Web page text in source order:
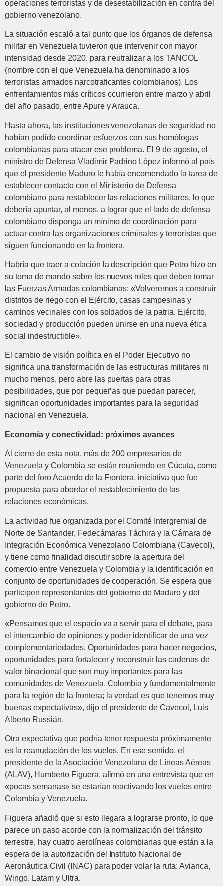
operaciones terroristas y de desestabilización en contra del
gobierno venezolano.
La situación escaló a tal punto que los órganos de defensa
militar en Venezuela tuvieron que intervenir con mayor
intensidad desde 2020, para neutralizar a los TANCOL
(nombre con el que Venezuela ha denominado a los
terroristas armados narcotraficantes colombianos). Los
enfrentamientos más críticos ocurrieron entre marzo y abril
del año pasado, entre Apure y Arauca.
Hasta ahora, las instituciones venezolanas de seguridad no
habían podido coordinar esfuerzos con sus homólogas
colombianas para atacar ese problema. El 9 de agosto, el
ministro de Defensa Vladimir Padrino López informó al país
que el presidente Maduro le había encomendado la tarea de
establecer contacto con el Ministerio de Defensa
colombiano para restablecer las relaciones militares, lo que
debería apuntar, al menos, a lograr que el lado de defensa
colombiano disponga un mínimo de coordinación para
actuar contra las organizaciones criminales y terroristas que
siguen funcionando en la frontera.
Habría que traer a colación la descripción que Petro hizo en
su toma de mando sobre los nuevos roles que deben tomar
las Fuerzas Armadas colombianas: «Volveremos a construir
distritos de riego con el Ejército, casas campesinas y
caminos vecinales con los soldados de la patria. Ejército,
sociedad y producción pueden unirse en una nueva ética
social indestructible».
El cambio de visión política en el Poder Ejecutivo no
significa una transformación de las estructuras militares ni
mucho menos, pero abre las puertas para otras
posibilidades, que por pequeñas que puedan parecer,
significan oportunidades importantes para la seguridad
nacional en Venezuela.
Economía y conectividad: próximos avances
Al cierre de esta nota, más de 200 empresarios de
Venezuela y Colombia se están reuniendo en Cúcuta, como
parte del foro Acuerdo de la Frontera, iniciativa que fue
propuesta para abordar el restablecimiento de las
relaciones económicas.
La actividad fue organizada por el Comité Intergremial de
Norte de Santander, Fedecámaras Táchira y la Cámara de
Integración Económica Venezolano Colombiana (Cavecol),
y tiene como finalidad discutir sobre la apertura del
comercio entre Venezuela y Colombia y la identificación en
conjunto de oportunidades de cooperación. Se espera que
participen representantes del gobierno de Maduro y del
gobierno de Petro.
«Pensamos que el espacio va a servir para el debate, para
el intercambio de opiniones y poder identificar de una vez
complementariedades. Oportunidades para hacer negocios,
oportunidades para fortalecer y reconstruir las cadenas de
valor binacional que son muy importantes para las
comunidades de Venezuela, Colombia y fundamentalmente
para la región de la frontera; la verdad es que tenemos muy
buenas expectativas», dijo el presidente de Cavecol, Luis
Alberto Russián.
Otra expectativa que podría tener respuesta próximamente
es la reanudación de los vuelos. En ese sentido, el
presidente de la Asociación Venezolana de Líneas Aéreas
(ALAV), Humberto Figuera, afirmó en una entrevista que en
«pocas semanas» se estarían reactivando los vuelos entre
Colombia y Venezuela.
Figuera añadió que si esto llegara a lograrse pronto, lo que
parece un paso acorde con la normalización del tránsito
terrestre, hay cuatro aerolíneas colombianas que están a la
espera de la autorización del Instituto Nacional de
Aeronáutica Civil (INAC) para poder volar la ruta: Avianca,
Wingo, Latam y Ultra.